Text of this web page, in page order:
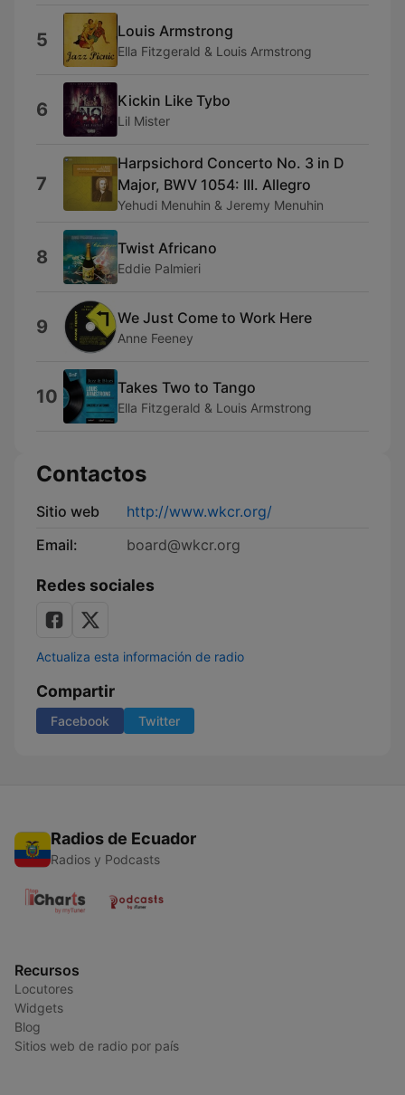
5 Louis Armstrong
Ella Fitzgerald & Louis Armstrong
6 Kickin Like Tybo
Lil Mister
7
Harpsichord Concerto No. 3 in D
Major, BWV 1054: III. Allegro
Yehudi Menuhin & Jeremy Menuhin
8 Twist Africano
Eddie Palmieri
9 We Just Come to Work Here
Anne Feeney
10 Takes Two to Tango
Ella Fitzgerald & Louis Armstrong
Contactos
Sitio web
http://www.wkcr.org/
Email:
board@wkcr.org
Redes sociales
Actualiza esta información de radio
Compartir
Facebook Twitter
Radios de Ecuador
Radios y Podcasts
Recursos
Locutores
Widgets
Blog
Sitios web de radio por país